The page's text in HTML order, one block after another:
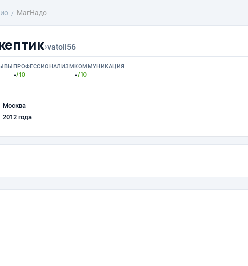
МагНадо
›vatoll56
ПРОФЕССИОНАЛИЗМ
-/10
КОММУНИКАЦИЯ
-/10
Москва
2012 года